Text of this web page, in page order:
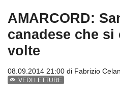
AMARCORD:
canadese che
volte
08.09.2014 21:00 di Fabrizio
VEDI LETTURE